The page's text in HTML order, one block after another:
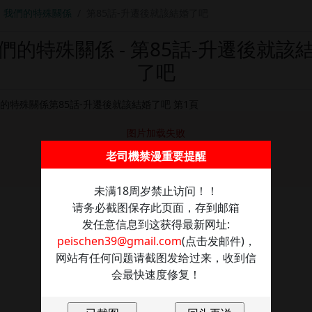
我們的特殊關係
图片加载失败
点击重新加载
老司機禁漫重要提醒
未满18周岁禁止访问！！
请务必截图保存此页面，存到邮箱
发任意信息到这获得最新网址:
peischen39@gmail.com(点击发邮件)，
网站有任何问题请截图发给过来，收到信
会最快速度修复！